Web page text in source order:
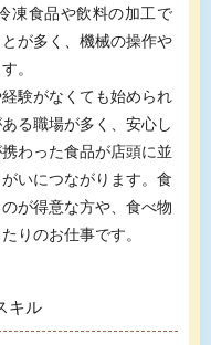
凍食品や飲料の加工で
が多く、機械の操作や
。
験がなくても始められ
る職場が多く、安心し
わった食品が店頭に並
いにつながります。食
が得意な方や、食べ物
りのお仕事です。
キル